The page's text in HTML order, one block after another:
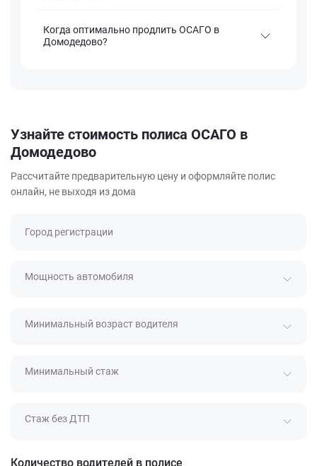
Когда оптимально продлить ОСАГО в
Домодедово?
Узнайте стоимость полиса ОСАГО в
Домодедово
Рассчитайте предварительную цену и оформляйте полис
онлайн, не выходя из дома
Город регистрации
Мощность автомобиля
Минимальный возраст водителя
Минимальный стаж
Стаж без ДТП
Количество водителей в полисе